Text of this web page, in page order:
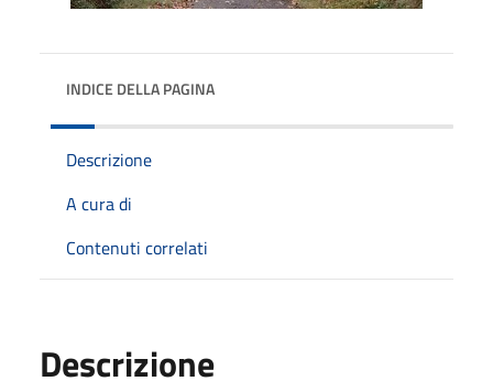
INDICE DELLA PAGINA
Descrizione
A cura di
Contenuti correlati
Descrizione